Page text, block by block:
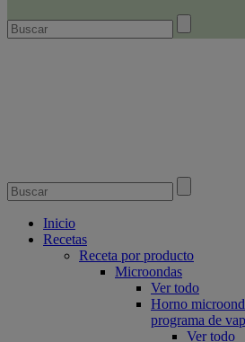
Inicio
Recetas
Receta por producto
Microondas
Ver todo
Horno
programa de
Ver todo